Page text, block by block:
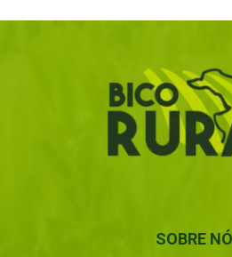
SOBRE